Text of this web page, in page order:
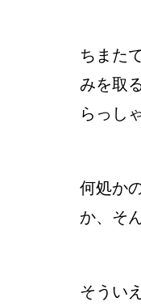
ちまた
みを取
らっし
何処か
か、そ
そうい